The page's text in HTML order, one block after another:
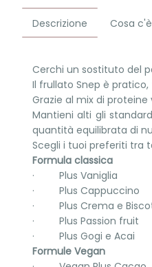
Descrizione Cosa
Cerchi un sostituto del
Il frullato Snep è
Grazie al mix di
Mantieni alti gli
quantità equilibrata di
Scegli i tuoi preferiti tra
Formula classica
· Plus Vaniglia
· Plus Cappuccino
· Plus Crema e
· Plus Passion fruit
· Plus Gogi e Acai
Formule Vegan